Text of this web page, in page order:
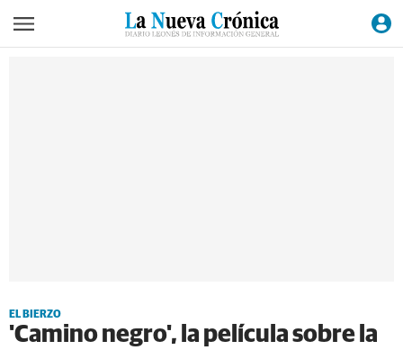
EL BIERZO
'Camino negro', la película sobre la